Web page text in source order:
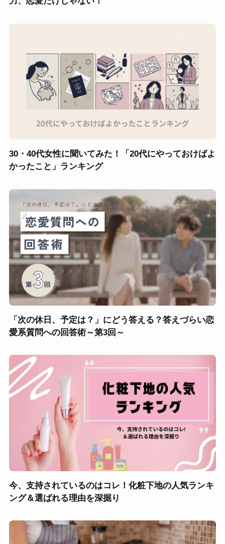
30・40代女性に聞いてみた！「20代にやっておけばよ
かったこと」ランキング
「次の休日、予定は？」にどう答える？答えづらい恋
愛系質問への回答術～第3回～
今、支持されているのはコレ！化粧下地の人気ランキ
ング＆選ばれる理由を深掘り